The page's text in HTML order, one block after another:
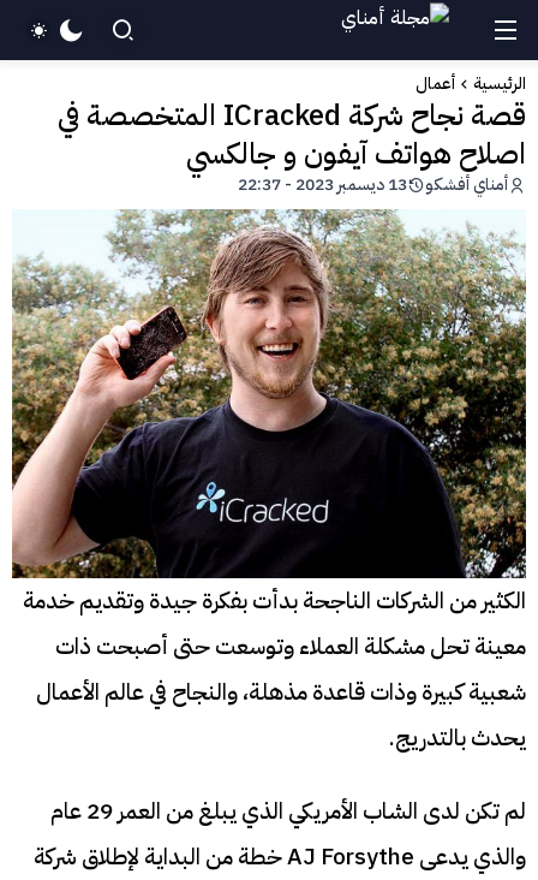
الرئيسية أعمال
قصة نجاح شركة ICracked المتخصصة في
اصلاح هواتف آيفون و جالكسي
أمناي أفشكو 13 ديسمبر 2023 - 22:37
الكثير من الشركات الناجحة بدأت بفكرة جيدة وتقديم خدمة
معينة تحل مشكلة العملاء وتوسعت حتى أصبحت ذات
شعبية كبيرة وذات قاعدة مذهلة، والنجاح في عالم الأعمال
يحدث بالتدريج.
لم تكن لدى الشاب الأمريكي الذي يبلغ من العمر 29 عام
والذي يدعى AJ Forsythe خطة من البداية لإطلاق شركة